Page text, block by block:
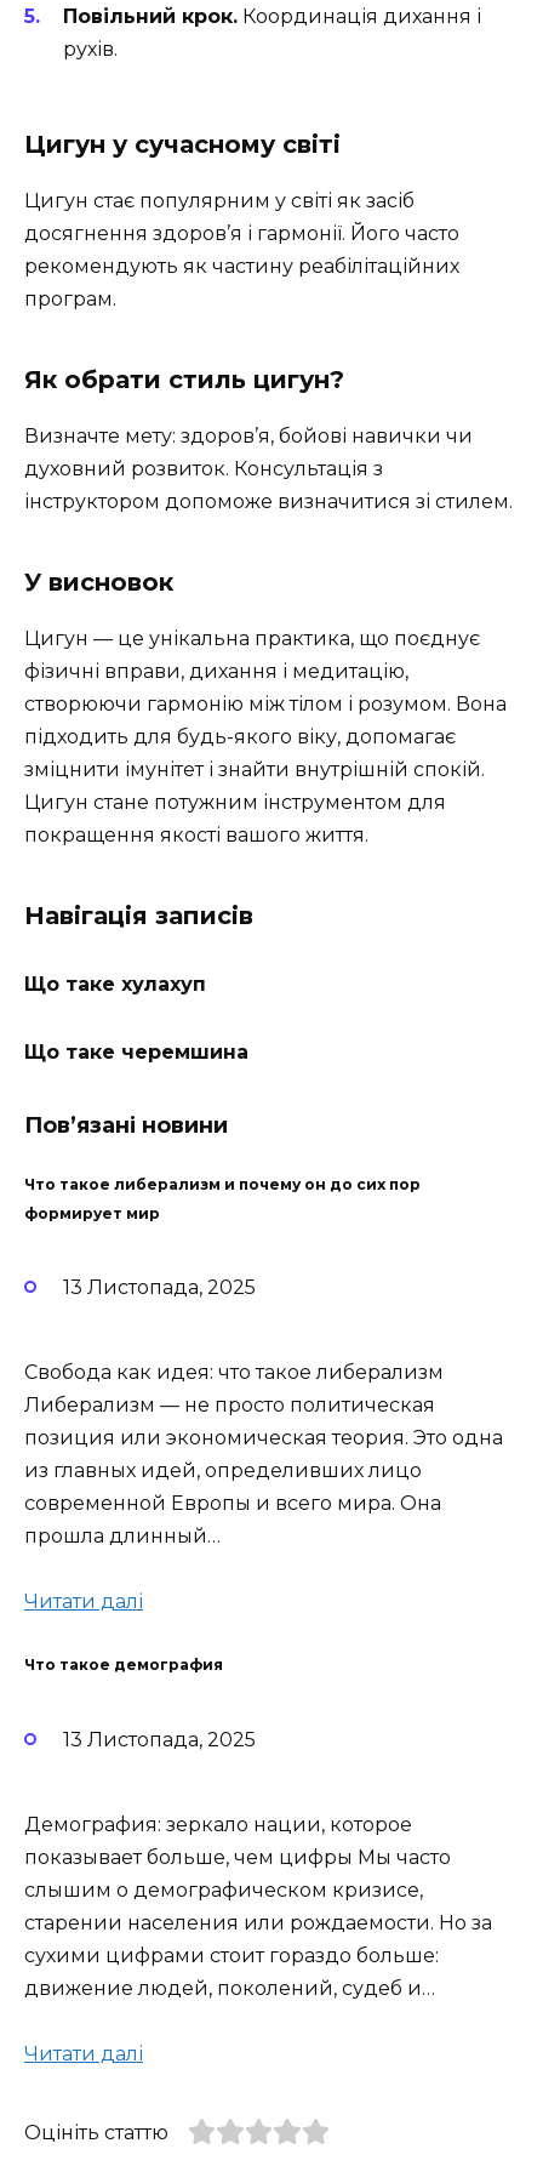
Повільний крок. Координація дихання і
рухів.
Цигун у сучасному світі
Цигун стає популярним у світі як засіб
досягнення здоров’я і гармонії. Його часто
рекомендують як частину реабілітаційних
програм.
Як обрати стиль цигун?
Визначте мету: здоров’я, бойові навички чи
духовний розвиток. Консультація з
інструктором допоможе визначитися зі стилем.
У висновок
Цигун — це унікальна практика, що поєднує
фізичні вправи, дихання і медитацію,
створюючи гармонію між тілом і розумом. Вона
підходить для будь-якого віку, допомагає
зміцнити імунітет і знайти внутрішній спокій.
Цигун стане потужним інструментом для
покращення якості вашого життя.
Навігація записів
Що таке хулахуп
Що таке черемшина
Пов’язані новини
Что такое либерализм и почему он до сих пор
формирует мир
13 Листопада, 2025
Свобода как идея: что такое либерализм
Либерализм — не просто политическая
позиция или экономическая теория. Это одна
из главных идей, определивших лицо
современной Европы и всего мира. Она
прошла длинный…
Читати далі
Что такое демография
13 Листопада, 2025
Демография: зеркало нации, которое
показывает больше, чем цифры Мы часто
слышим о демографическом кризисе,
старении населения или рождаемости. Но за
сухими цифрами стоит гораздо больше:
движение людей, поколений, судеб и…
Читати далі
Оцініть статтю